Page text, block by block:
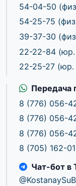
54-04-50
54-25-75
39-37-30
22-22-84 (юр.
22-25-27 (юр.
Передача
8 (776) 056-
8 (776) 056-
8 (776) 056-
8 (705) 162-
Чат-бот в